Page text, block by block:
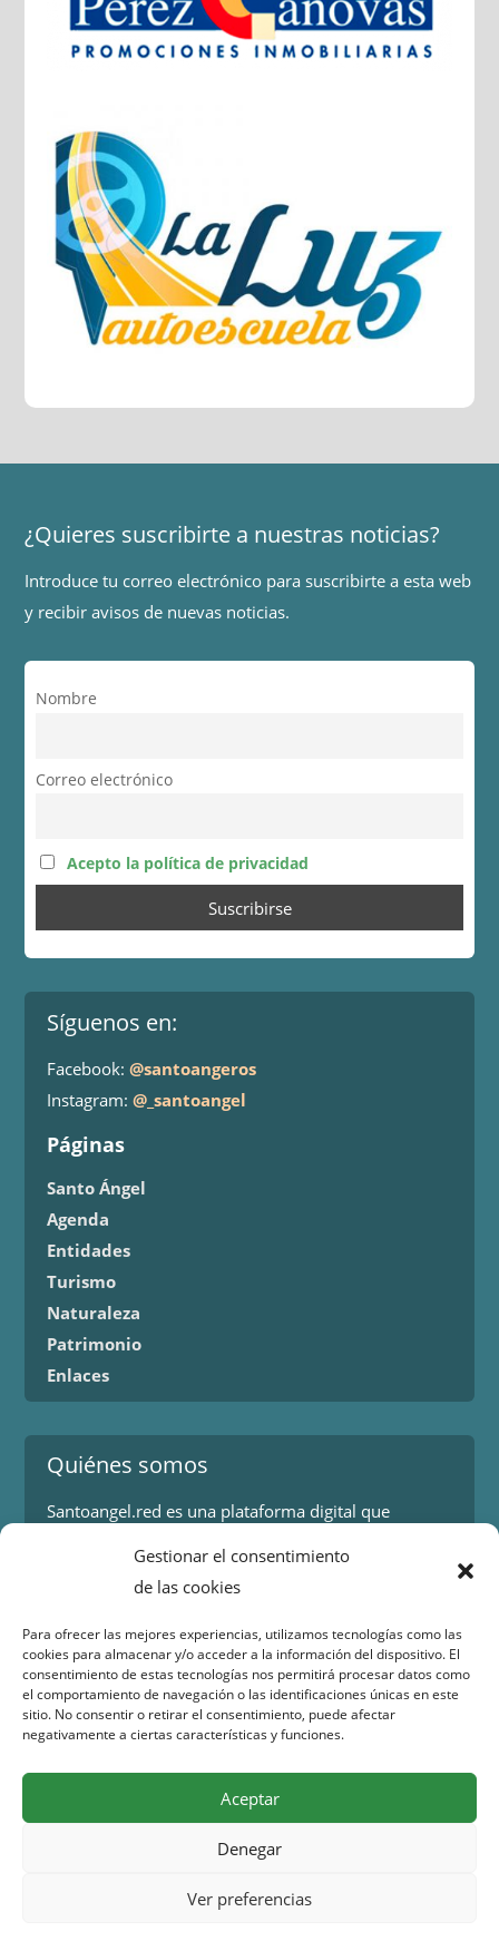
Gestionar el consentimiento
de las cookies
Para ofrecer las mejores experiencias, utilizamos tecnologías como las
cookies para almacenar y/o acceder a la información del dispositivo. El
consentimiento de estas tecnologías nos permitirá procesar datos como
el comportamiento de navegación o las identificaciones únicas en este
sitio. No consentir o retirar el consentimiento, puede afectar
negativamente a ciertas características y funciones.
Aceptar
Denegar
Ver preferencias
¿Quieres suscribirte a nuestras noticias?
Introduce tu correo electrónico para suscribirte a esta web
y recibir avisos de nuevas noticias.
Nombre
Correo electrónico
Acepto la política de privacidad
Síguenos en:
Facebook:@santoangeros
Instagram:@_santoangel
Páginas
Santo Ángel
Agenda
Entidades
Turismo
Naturaleza
Patrimonio
Enlaces
Quiénes somos
Santoangel.red es una plataforma digital que
Contacto
Isaac Peral 2
30151 Santo Ángel (Murcia)
info@santoangel.red
derechos reservados –Aviso legal